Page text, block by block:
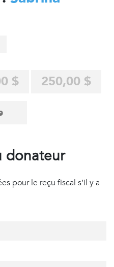
$
250,00 $
donateur
pour le reçu fiscal s’il y a